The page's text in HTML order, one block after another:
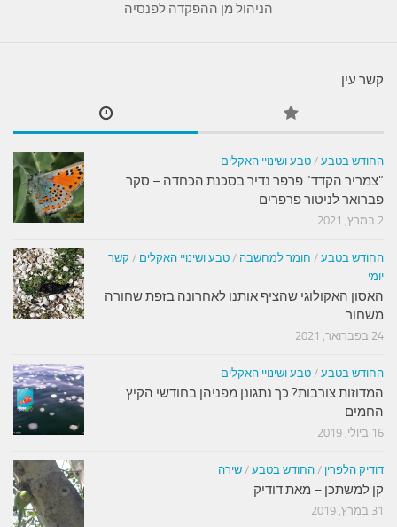
הניהול מן ההפקדה לפנסיה
קשר עין
החודש בטבע / טבע ושינויי האקלים
"צמריר הקדד" פרפר נדיר בסכנת הכחדה – סקר
פברואר לניטור פרפרים
2 במרץ, 2021
החודש בטבע / חומר למחשבה / טבע ושינויי האקלים / קשר
יומי
האסון האקולוגי שהציף אותנו לאחרונה בזפת שחורה
משחור
24 בפברואר, 2021
החודש בטבע / טבע ושינויי האקלים
המדוזות צורבות? כך נתגונן מפניהן בחודשי הקיץ
החמים
16 ביולי, 2019
דודיק הלפרין / החודש בטבע / שירה
קן למשתכן – מאת דודיק
31 במרץ, 2019